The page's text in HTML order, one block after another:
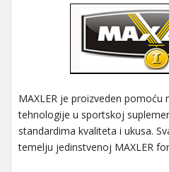
MAXLER je proizveden pomoću
tehnologije u sportskoj
standardima kvaliteta i ukusa.
temelju jedinstvenoj MAXLER